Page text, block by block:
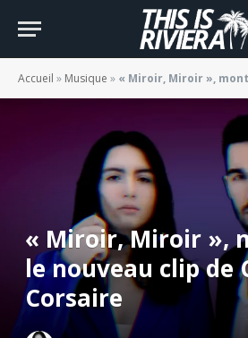
Accueil » Musique » « Miroir, Miroir », montre-moi
« Miroir, Miroir »,
le nouveau clip de
Corsaire